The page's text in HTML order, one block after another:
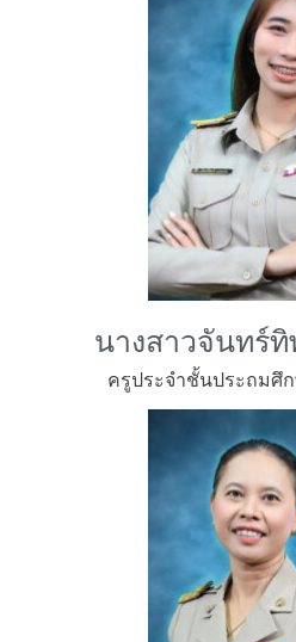
นางสาวจันทร์
ครูประจำชั้นประถมศึก